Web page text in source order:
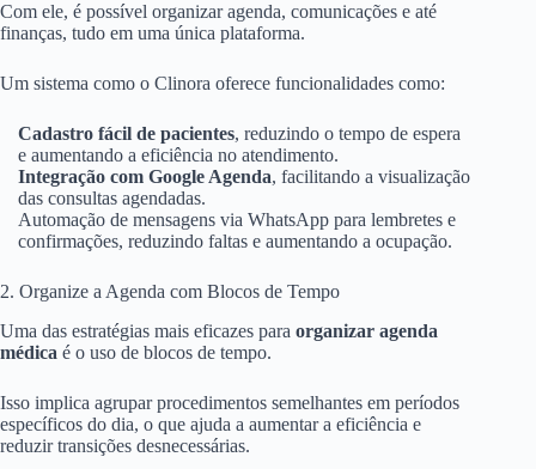
Com ele, é possível organizar agenda, comunicações e até
finanças, tudo em uma única plataforma.
Um sistema como o Clinora oferece funcionalidades como:
Cadastro fácil de pacientes, reduzindo o tempo de espera
e aumentando a eficiência no atendimento.
Integração com Google Agenda, facilitando a visualização
das consultas agendadas.
Automação de mensagens via WhatsApp para lembretes e
confirmações, reduzindo faltas e aumentando a ocupação.
2. Organize a Agenda com Blocos de Tempo
Uma das estratégias mais eficazes para organizar agenda
médica é o uso de blocos de tempo.
Isso implica agrupar procedimentos semelhantes em períodos
específicos do dia, o que ajuda a aumentar a eficiência e
reduzir transições desnecessárias.